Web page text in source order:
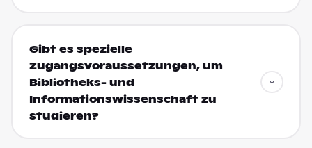
Gibt es spezielle
Zugangsvoraussetzungen, um
Bibliotheks- und
Informationswissenschaft zu
studieren?